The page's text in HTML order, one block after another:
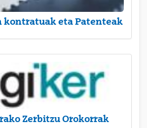
kontratuak eta Patenteak
Zerbitzu Orokorrak